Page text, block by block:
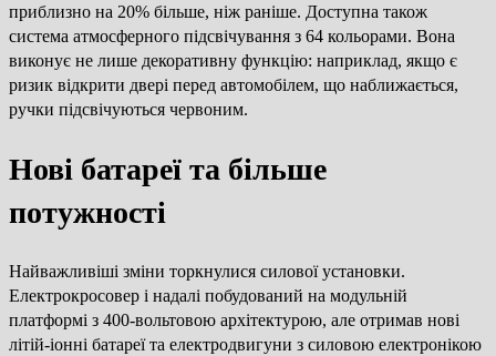
приблизно на 20% більше, ніж раніше. Доступна також
система атмосферного підсвічування з 64 кольорами. Вона
виконує не лише декоративну функцію: наприклад, якщо є
ризик відкрити двері перед автомобілем, що наближається,
ручки підсвічуються червоним.
Нові батареї та більше
потужності
Найважливіші зміни торкнулися силової установки.
Електрокросовер і надалі побудований на модульній
платформі з 400-вольтовою архітектурою, але отримав нові
літій-іонні батареї та електродвигуни з силовою електронікою